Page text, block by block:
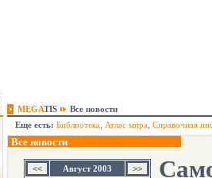
MEGATIS
Все новости
Еще есть: Библиотека Атлас мира Справочная
Все новости
Август 2003